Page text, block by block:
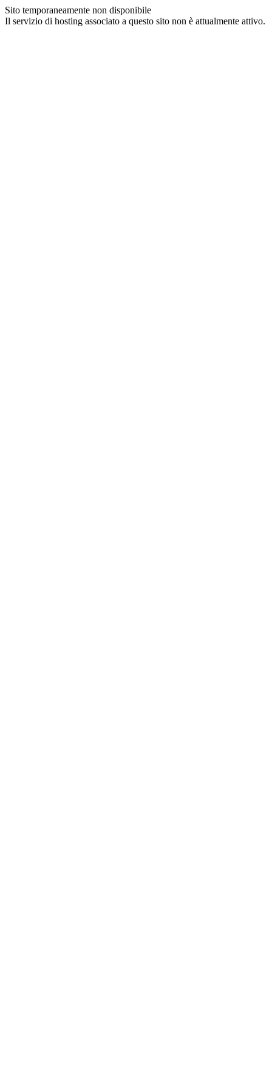
Sito temporaneamente non disponibile
Il servizio di hosting associato a questo sito non è attualmente attivo.